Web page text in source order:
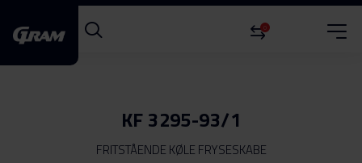
0
KF 3295-93/1
FRITSTÅENDE KØLE FRYSESKABE